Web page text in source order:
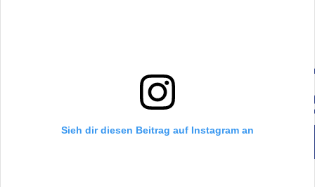
Sieh dir diesen Beitrag auf Instagram an